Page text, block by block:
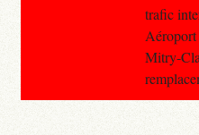
trafic
Mitry-